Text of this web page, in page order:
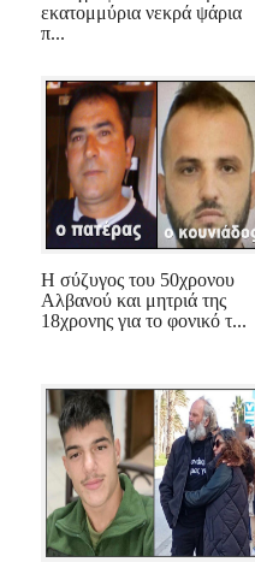
εκατομμύρια νεκρά ψάρια
π...
Η σύζυγος του 50χρονου
Αλβανού και μητριά της
18χρονης για το φονικό τ...